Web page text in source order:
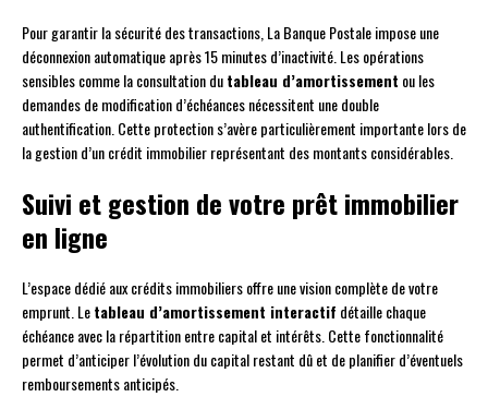
Pour garantir la sécurité des transactions, La Banque Postale impose une
déconnexion automatique après 15 minutes d’inactivité. Les opérations
sensibles comme la consultation dutableau d’amortissement ou les
demandes de modification d’échéances nécessitent une double
authentification. Cette protection s’avère particulièrement importante lors de
la gestion d’un crédit immobilier représentant des montants considérables.
Suivi et gestion de votre prêt immobilier
en ligne
L’espace dédié aux crédits immobiliers offre une vision complète de votre
emprunt. Letableau d’amortissement interactif détaille chaque
échéance avec la répartition entre capital et intérêts. Cette fonctionnalité
permet d’anticiper l’évolution du capital restant dû et de planifier d’éventuels
remboursements anticipés.